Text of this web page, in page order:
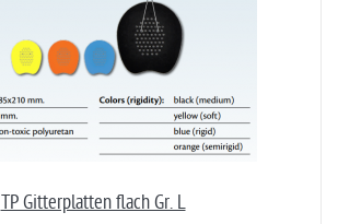
TP Gitterplatten flach Gr. L